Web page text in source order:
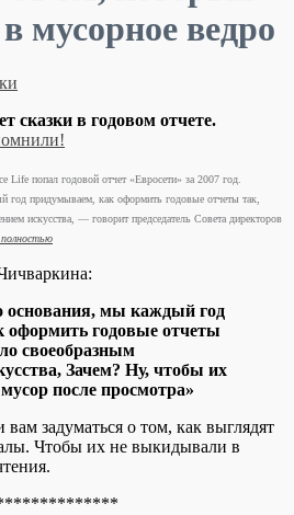
мусорное ведро
сказки в годовом отчете.
попал годовой отчет «Евросети» за 2007 год.
год придумываем, как оформить годовые отчеты так,
искусства, — говорит председатель Совета директоров
основания, мы каждый год
годовые отчеты
своеобразным
Зачем? Ну, чтобы их
после просмотра»
задуматься о том, как выглядят
Чтобы их не выкидывали в